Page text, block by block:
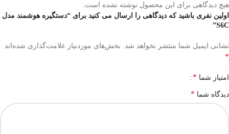
هیچ دیدگاهی برای این محصول نوشته نشده است.
اولین نفری باشید که دیدگاهی را ارسال می کنید برای “دستگیره هوشمند مدل
S6C”
نشانی ایمیل شما منتشر نخواهد شد. بخش‌های موردنیاز علامت‌گذاری شده‌اند
*
امتیاز شما *
دیدگاه شما *